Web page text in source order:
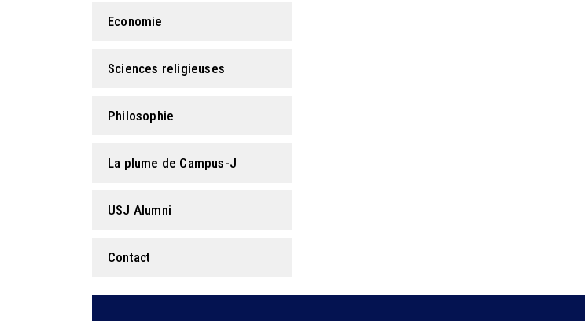
Economie
Sciences religieuses
Philosophie
La plume de Campus-J
USJ Alumni
Contact